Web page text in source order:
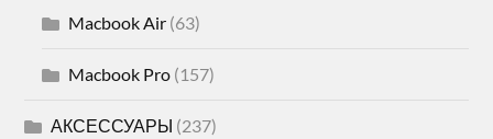
Macbook Air (63)
Macbook Pro (157)
АКСЕССУАРЫ (237)